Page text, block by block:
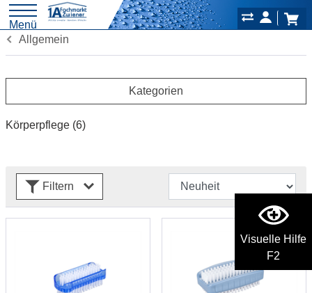
Visuelle Hilfe
F2
Menü
Allgemein
Kategorien
Körperpflege (6)
Filtern